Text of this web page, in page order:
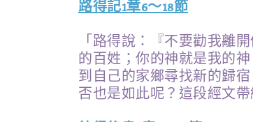
路得記1章6～18節
「路得說：『不要勸我離
的百姓；你的神就是我的
到自己的家鄉尋找新的歸
否也是如此呢？這段經文帶